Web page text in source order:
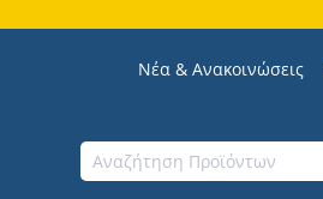
Νέα & Ανακοινώσεις